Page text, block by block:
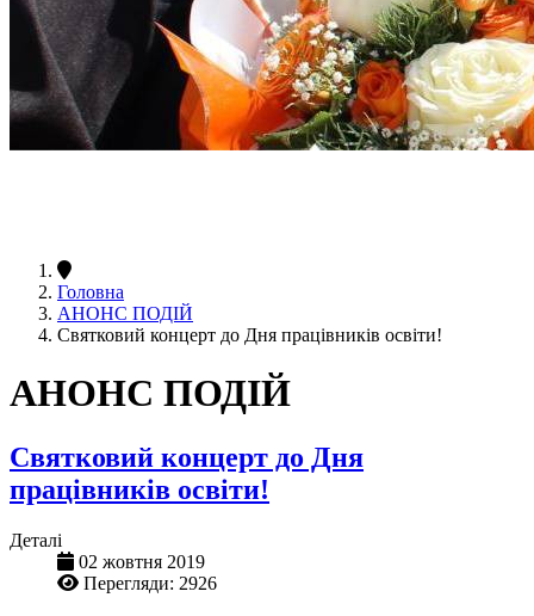
Головна
АНОНС ПОДІЙ
Святковий концерт до Дня працівників освіти!
АНОНС ПОДІЙ
Святковий концерт до Дня
працівників освіти!
Деталі
02 жовтня 2019
Перегляди: 2926